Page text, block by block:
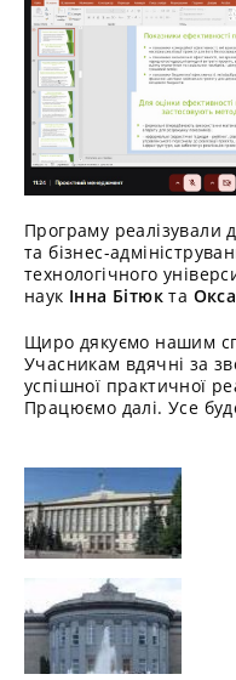
Програму
та бізнес-
технологічного
наук Інна Бітюк та
Щиро дякуємо нашим
Учасникам вдячні за
успішної практичної
Працюємо далі. Усе